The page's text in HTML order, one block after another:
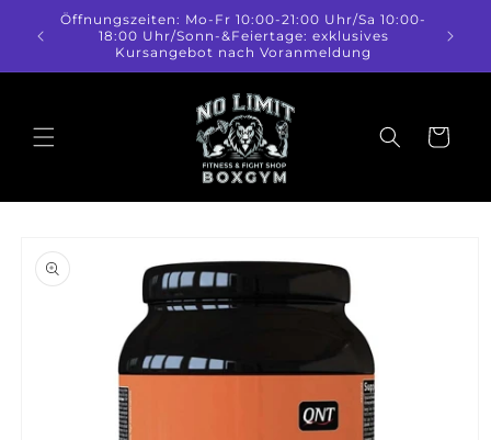
zum
Inhalt
Öffnungszeiten: Mo-Fr 10:00-21:00 Uhr/Sa 10:00-
18:00 Uhr/Sonn-&Feiertage: exklusives
Kursangebot nach Voranmeldung
Warenkorb